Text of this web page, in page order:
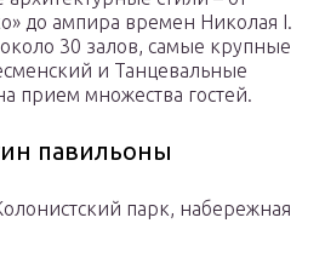
до ампира времен Николая I.
30 залов, самые крупные
и Танцевальные
прием множества гостей.
павильоны
парк, набережная